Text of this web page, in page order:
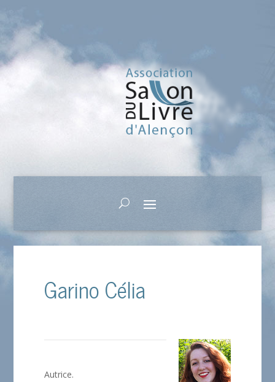
Garino Célia
Autrice.